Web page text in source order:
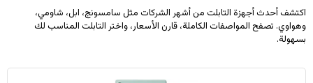
اكتشف أحدث أجهزة التابلت من أشهر الشركات مثل سامسونج، ابل، شاومي،
وهواوي. تصفح المواصفات الكاملة، قارن الأسعار، واختر التابلت المناسب لك
بسهولة.